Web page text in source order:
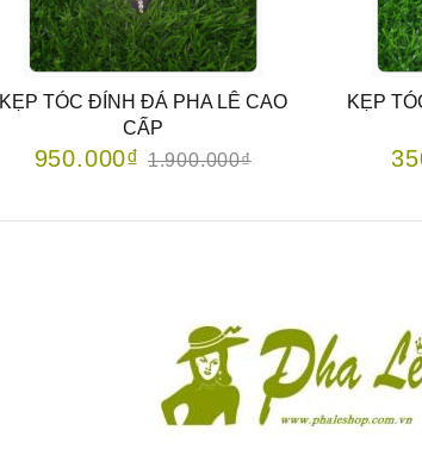
KẸP TÓC ĐÍNH ĐÁ PHA LÊ CAO
CẤP
950.000₫ 1.900.000₫
KẸP